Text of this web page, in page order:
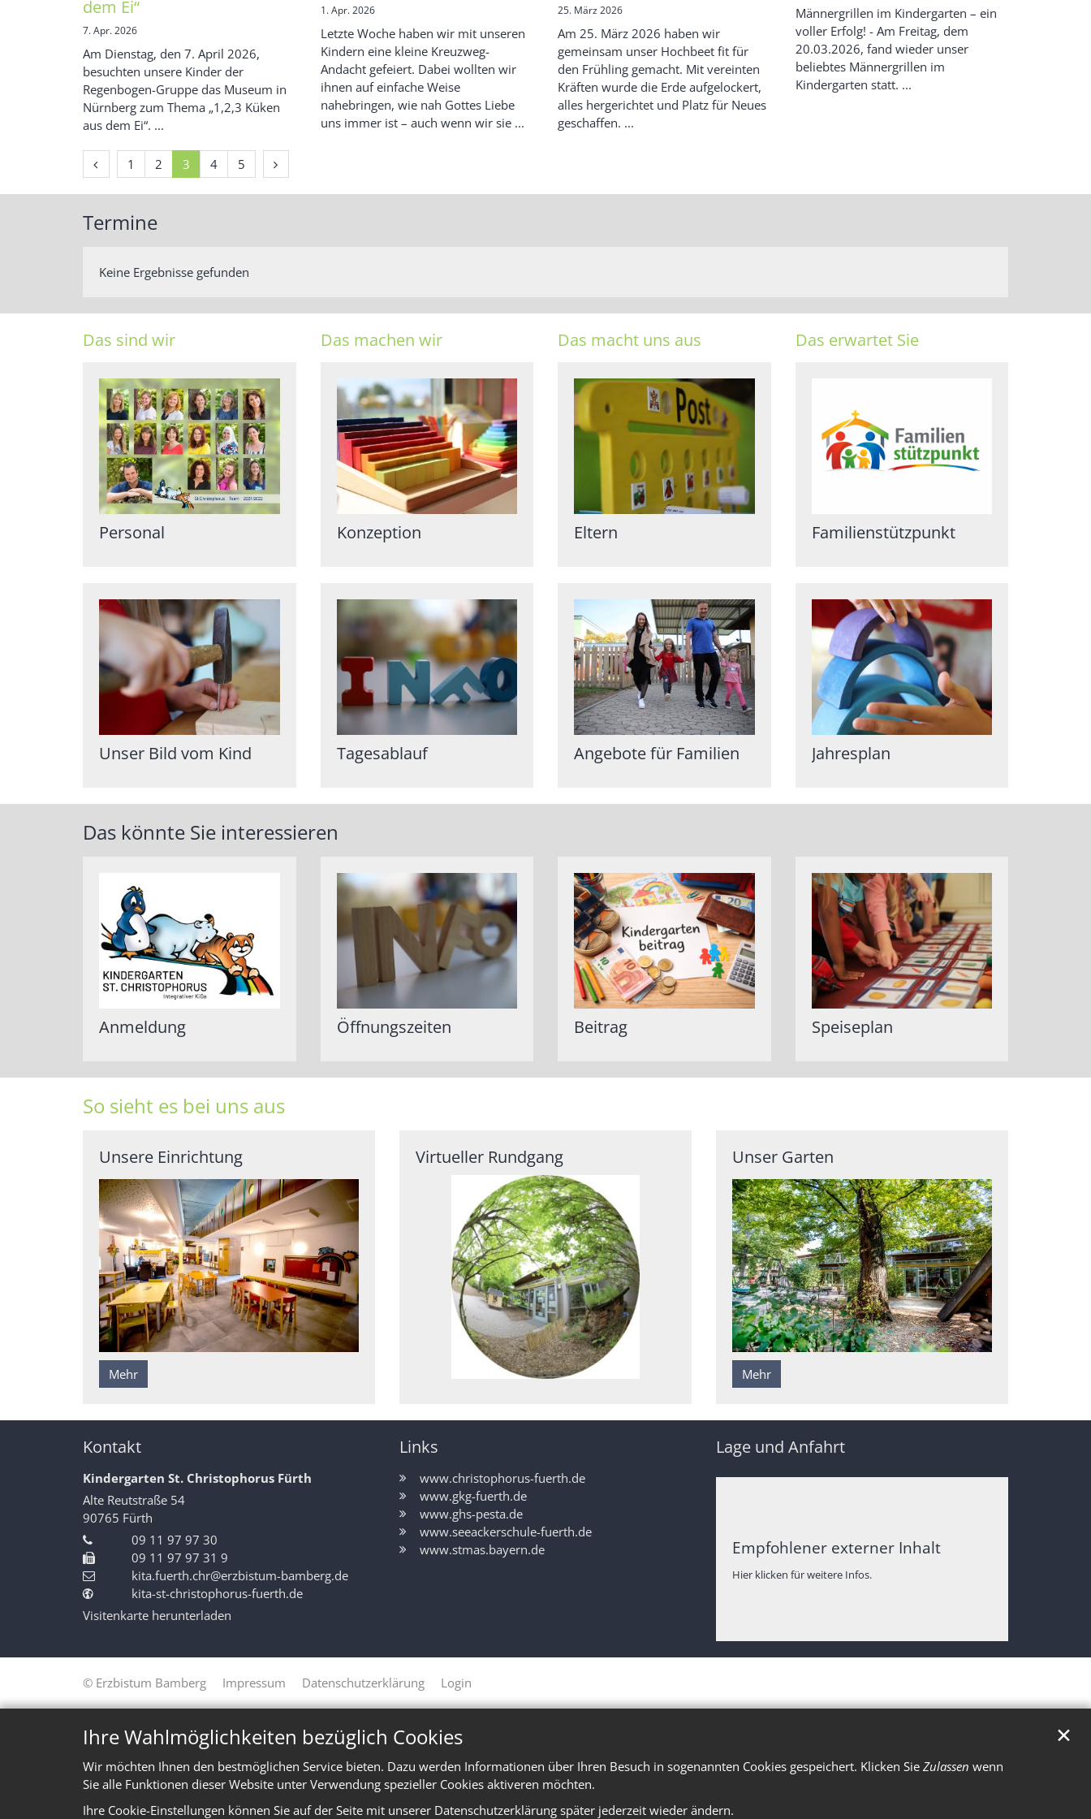
Ihre Wahlmöglichkeiten bezüglich Cookies
Wir möchten Ihnen den bestmöglichen Service bieten. Dazu werden Informationen über Ihren Besuch in sogenannten Cookies gespeichert. Klicken Sie Zulassen wenn
Sie alle Funktionen dieser Website unter Verwendung spezieller Cookies aktiveren möchten.
Ihre Cookie-Einstellungen können Sie auf der Seite mit unserer Datenschutzerklärung später jederzeit wieder ändern.
✕
dem Ei“
7. Apr. 2026
Am Dienstag, den 7. April 2026,
besuchten unsere Kinder der
Regenbogen-Gruppe das Museum in
Nürnberg zum Thema „1,2,3 Küken
aus dem Ei“. ...
1. Apr. 2026
Letzte Woche haben wir mit unseren
Kindern eine kleine Kreuzweg-
Andacht gefeiert. Dabei wollten wir
ihnen auf einfache Weise
nahebringen, wie nah Gottes Liebe
uns immer ist – auch wenn wir sie ...
25. März 2026
Am 25. März 2026 haben wir
gemeinsam unser Hochbeet fit für
den Frühling gemacht. Mit vereinten
Kräften wurde die Erde aufgelockert,
alles hergerichtet und Platz für Neues
geschaffen. ...
Männergrillen im Kindergarten – ein
voller Erfolg! - Am Freitag, dem
20.03.2026, fand wieder unser
beliebtes Männergrillen im
Kindergarten statt. ...
Vorherige Seite
1 2 3 4 5 Nächste Seite
Termine
Keine Ergebnisse gefunden
Das sind wir
Personal
Unser Bild vom Kind
Das machen wir
Konzeption
Tagesablauf
Das macht uns aus
Eltern
Angebote für Familien
Das erwartet Sie
Familienstützpunkt
Jahresplan
Das könnte Sie interessieren
Anmeldung Öffnungszeiten Beitrag Speiseplan
So sieht es bei uns aus
Unsere Einrichtung
Mehr
Virtueller Rundgang Unser Garten
Mehr
Kontakt
Kindergarten St. Christophorus Fürth
Alte Reutstraße 54
90765 Fürth
09 11 97 97 30
09 11 97 97 31 9
kita.fuerth.chr@erzbistum-bamberg.de
kita-st-christophorus-fuerth.de
Visitenkarte herunterladen
Links
www.christophorus-fuerth.de
www.gkg-fuerth.de
www.ghs-pesta.de
www.seeackerschule-fuerth.de
www.stmas.bayern.de
Lage und Anfahrt
Empfohlener externer Inhalt
Hier klicken für weitere Infos.
© Erzbistum Bamberg Impressum Datenschutzerklärung Login